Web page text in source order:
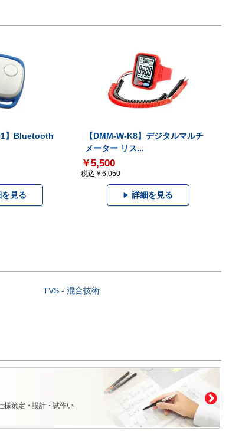
】Bluetooth
見る
【DMM-W-K8】デジタルマルチ
メーター リス...
￥5,500
税込￥6,050
詳細を見る
TVS - 混合技術
様策定・設計・試作い